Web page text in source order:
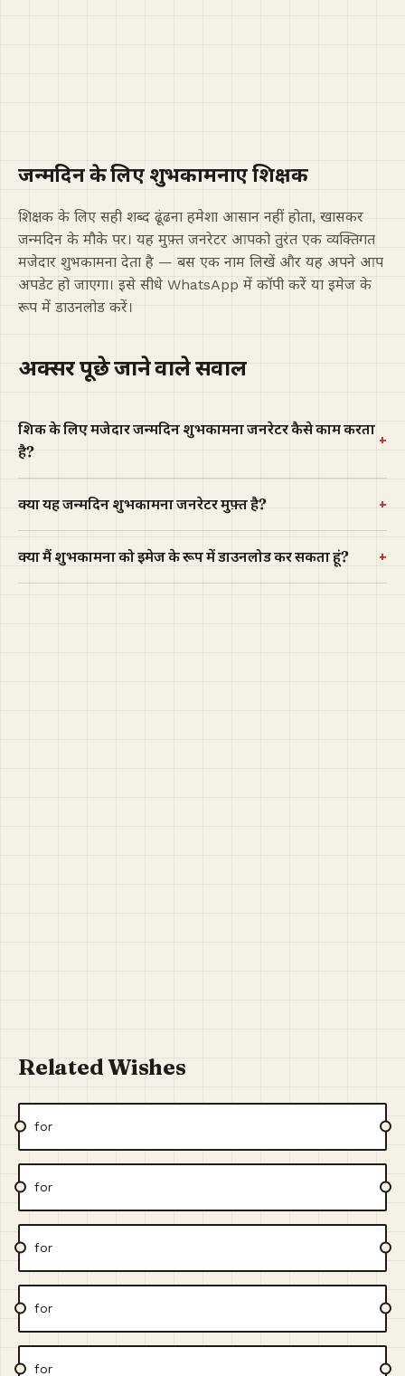
जन्मदिन के लिए शुभकामनाएं शिक्षक
शिक्षक के लिए सही शब्द ढूंढना हमेशा आसान नहीं होता, खासकर
जन्मदिन के मौके पर। यह मुफ़्त जनरेटर आपको तुरंत एक व्यक्तिगत
मजेदार शुभकामना देता है — बस एक नाम लिखें और यह अपने आप
अपडेट हो जाएगा। इसे सीधे WhatsApp में कॉपी करें या इमेज के
रूप में डाउनलोड करें।
अक्सर पूछे जाने वाले सवाल
शिक्षक के लिए मजेदार जन्मदिन शुभकामना जनरेटर कैसे काम करता
है?
+
क्या यह जन्मदिन शुभकामना जनरेटर मुफ़्त है? +
क्या मैं शुभकामना को इमेज के रूप में डाउनलोड कर सकता हूं? +
Related Wishes
for
for
for
for
for